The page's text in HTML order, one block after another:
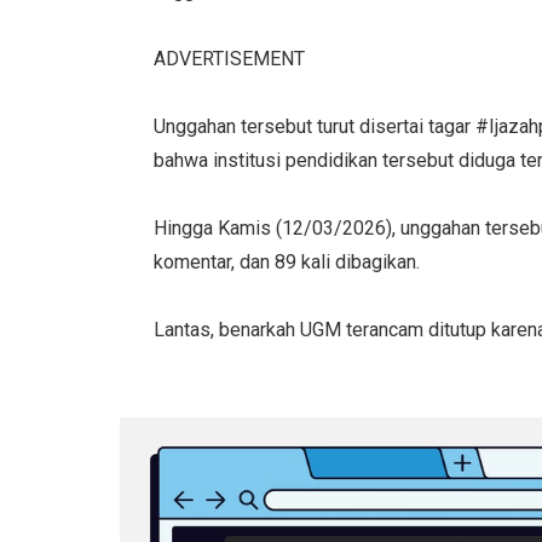
ADVERTISEMENT
Unggahan tersebut turut disertai tagar
bahwa institusi pendidikan tersebut diduga
Hingga Kamis (12/03/2026), unggahan
komentar, dan 89 kali dibagikan.
Lantas, benarkah UGM terancam ditutup